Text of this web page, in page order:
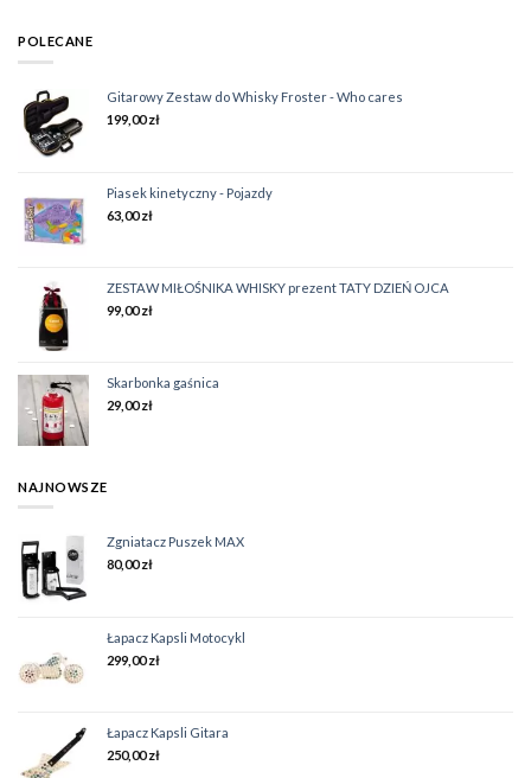
POLECANE
Gitarowy Zestaw do Whisky Froster - Who cares
199,00zł
Piasek kinetyczny - Pojazdy
63,00zł
ZESTAW MIŁOŚNIKA WHISKY prezent TATY DZIEŃ OJCA
99,00zł
Skarbonka gaśnica
29,00zł
NAJNOWSZE
Zgniatacz Puszek MAX
80,00zł
Łapacz Kapsli Motocykl
299,00zł
Łapacz Kapsli Gitara
250,00zł